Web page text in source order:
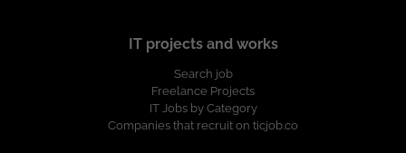
IT projects and works
Search job
Freelance Projects
IT Jobs by Category
Companies that recruit on ticjob.co